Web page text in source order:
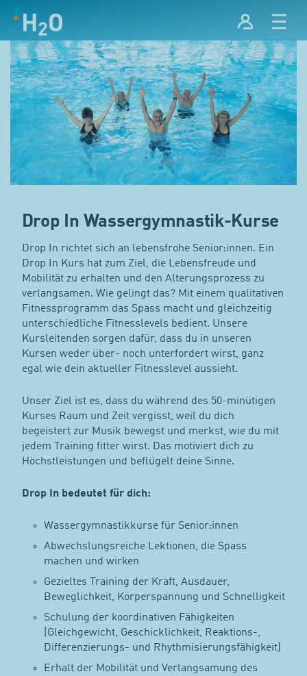
Drop In Wassergymnastik-Kurse
Drop In richtet sich an lebensfrohe Senior:innen. Ein
Drop In Kurs hat zum Ziel, die Lebensfreude und
Mobilität zu erhalten und den Alterungsprozess zu
verlangsamen. Wie gelingt das? Mit einem qualitativen
Fitnessprogramm das Spass macht und gleichzeitig
unterschiedliche Fitnesslevels bedient. Unsere
Kursleitenden sorgen dafür, dass du in unseren
Kursen weder über- noch unterfordert wirst, ganz
egal wie dein aktueller Fitnesslevel aussieht.
Unser Ziel ist es, dass du während des 50-minütigen
Kurses Raum und Zeit vergisst, weil du dich
begeistert zur Musik bewegst und merkst, wie du mit
jedem Training fitter wirst. Das motiviert dich zu
Höchstleistungen und beflügelt deine Sinne.
Drop In bedeutet für dich:
Wassergymnastikkurse für Senior:innen
Abwechslungsreiche Lektionen, die Spass
machen und wirken
Gezieltes Training der Kraft, Ausdauer,
Beweglichkeit, Körperspannung und Schnelligkeit
Schulung der koordinativen Fähigkeiten
(Gleichgewicht, Geschicklichkeit, Reaktions-,
Differenzierungs- und Rhythmisierungsfähigkeit)
Erhalt der Mobilität und Verlangsamung des